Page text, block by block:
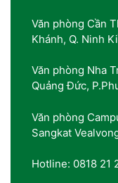
Văn phòng Cần
Khánh, Q. Ninh
Văn phòng Nha
Quảng Đức,
Văn phòng
Sangkat
Hotline: 0818 21